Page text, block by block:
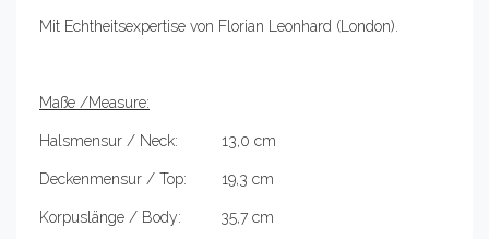
Mit Echtheitsexpertise von Florian Leonhard (London).
Maße /Measure:
Halsmensur / Neck: 13,0 cm
Deckenmensur / Top: 19,3 cm
Korpuslänge / Body: 35,7 cm